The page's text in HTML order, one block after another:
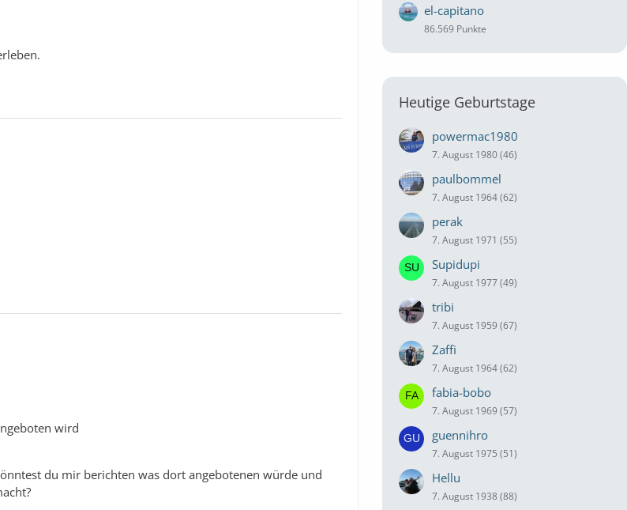
wird
du mir berichten was dort angebotenen würde und
el-capitano
86.569 Punkte
Heutige Geburtstage
powermac1980
7. August 1980 (46)
paulbommel
7. August 1964 (62)
perak
7. August 1971 (55)
Supidupi
7. August 1977 (49)
tribi
7. August 1959 (67)
Zaffi
7. August 1964 (62)
fabia-bobo
7. August 1969 (57)
guennihro
7. August 1975 (51)
Hellu
7. August 1938 (88)